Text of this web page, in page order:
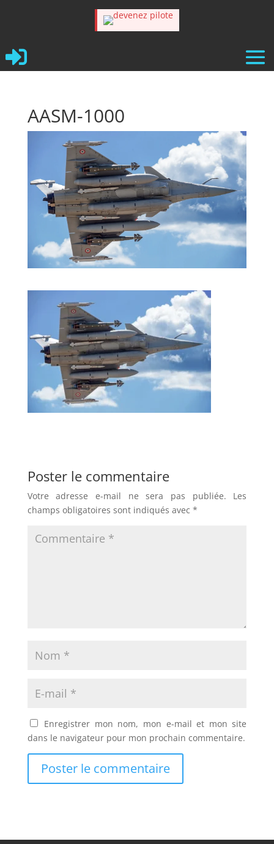

AASM-1000
Poster le commentaire
Votre adresse e-mail ne sera pas publiée.
Les
champs obligatoires sont indiqués avec *
Enregistrer mon nom, mon e-mail et mon site
dans le navigateur pour mon prochain commentaire.